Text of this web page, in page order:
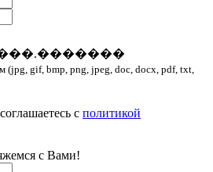
(jpg, gif, bmp, png, jpeg, doc, docx, pdf, txt,
с политикой
с Вами!